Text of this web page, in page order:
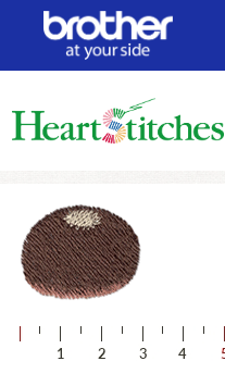
ログイン/新規会員登録
ジャンルから探す